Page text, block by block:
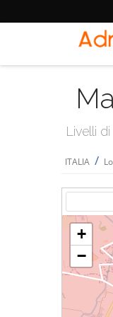
Livelli
ITALIA /